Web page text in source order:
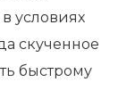
условиях
скученное
быстрому